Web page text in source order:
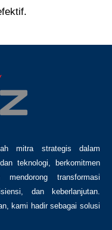
mitra strategis dalam
teknologi, berkomitmen
transformasi
dan keberlanjutan.
kami hadir sebagai solusi